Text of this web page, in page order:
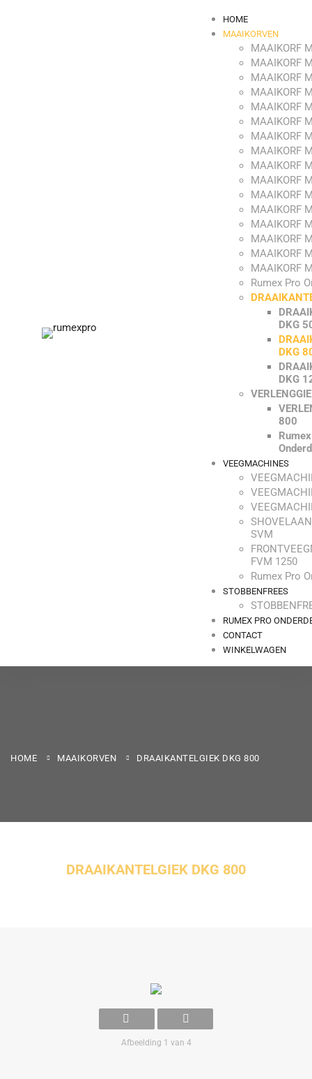
HOME
MAAIKORVEN
MAAIKORF
MAAIKORF
MAAIKORF
MAAIKORF
MAAIKORF
MAAIKORF
MAAIKORF
MAAIKORF
MAAIKORF
MAAIKORF
MAAIKORF
MAAIKORF
MAAIKORF
MAAIKORF
MAAIKORF
MAAIKORF
Rumex Pro
DKG
DKG
DKG
800
VEEGMACHINES
SVM
FVM 1250
Rumex Pro
STOBBENFREES
RUMEX PRO
CONTACT
WINKELWAGEN
HOME MAAIKORVEN DRAAIKANTELGIEK DKG 800
DRAAIKANTELGIEK DKG 800
Afbeelding 1 van 4